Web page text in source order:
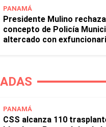
PANAMÁ
Presidente Mulino
concepto de Policía
altercado con
PANAMÁ
CSS alcanza 110